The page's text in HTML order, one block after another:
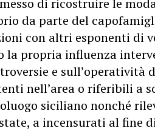
da parte del
con altri esponenti di
la propria influenza
e sull’operatività
nell’area o riferibili a
siciliano nonché
a incensurati al fine